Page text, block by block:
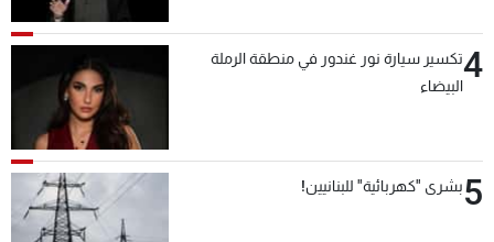
4تكسير سيارة نور غندور في منطقة الرملة
البيضاء
5بشرى "كهربائية" للبنانيين!